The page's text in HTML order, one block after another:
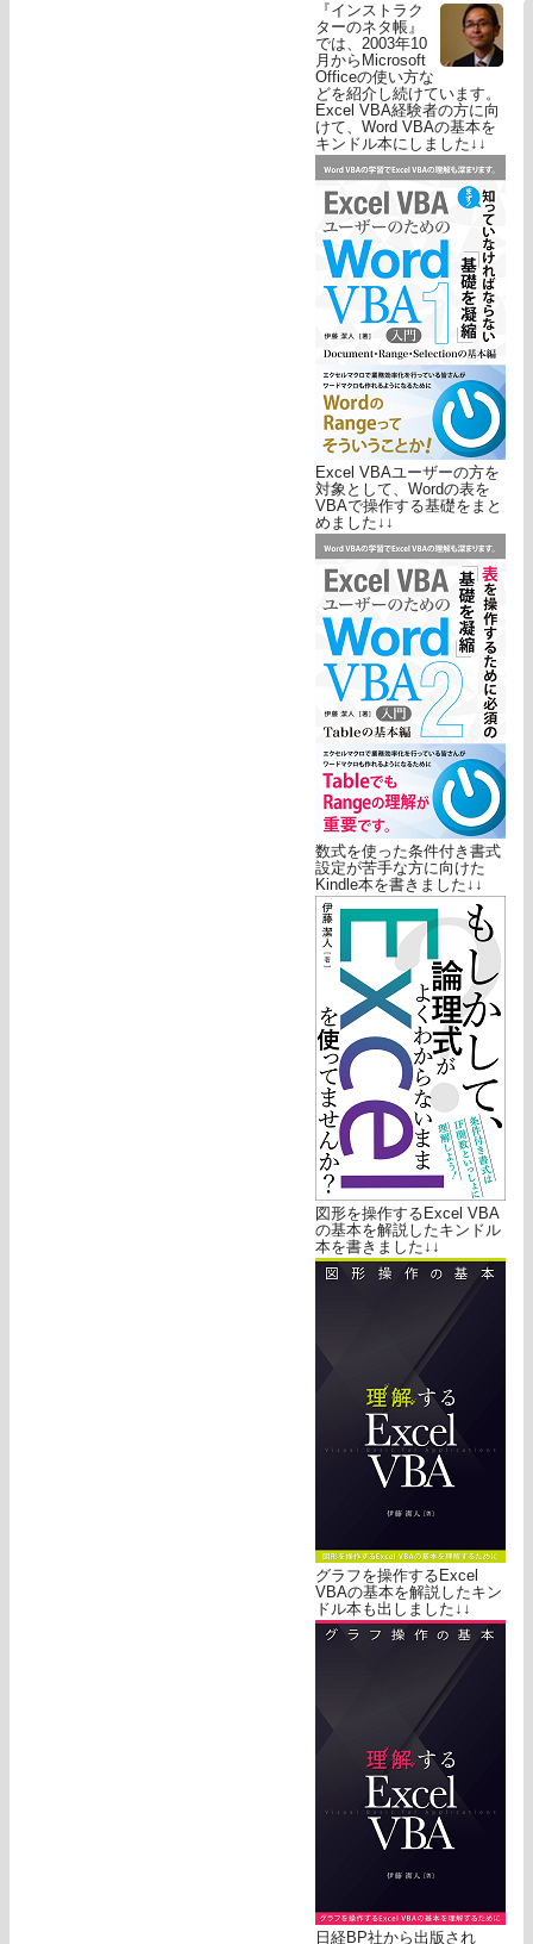
『インストラク
ターのネタ帳』
では、2003年10
月からMicrosoft
Officeの使い方な
どを紹介し続けています。
Excel VBA経験者の方に向
けて、Word VBAの基本を
キンドル本にしました↓↓
Excel VBAユーザーの方を
対象として、Wordの表を
VBAで操作する基礎をまと
めました↓↓
数式を使った条件付き書式
設定が苦手な方に向けた
Kindle本を書きました↓↓
図形を操作するExcel VBA
の基本を解説したキンドル
本を書きました↓↓
グラフを操作するExcel
VBAの基本を解説したキン
ドル本も出しました↓↓
日経BP社から出版され